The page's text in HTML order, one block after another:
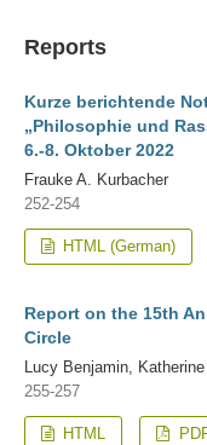
Reports
Kurze berichtende
„Philosophie und
6.-8. Oktober 2022
Frauke A. Kurbacher
252-254
HTML (German)
Report on the 15th
Circle
Lucy Benjamin,
255-257
HTML